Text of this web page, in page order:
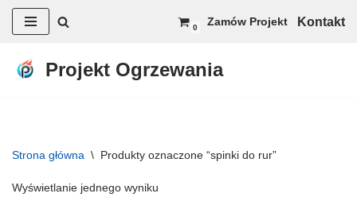
do
0 Zamów Projekt Kontakt
Projekt Ogrzewania
Strona główna \ Produkty oznaczone “spinki do rur”
Wyświetlanie jednego wyniku